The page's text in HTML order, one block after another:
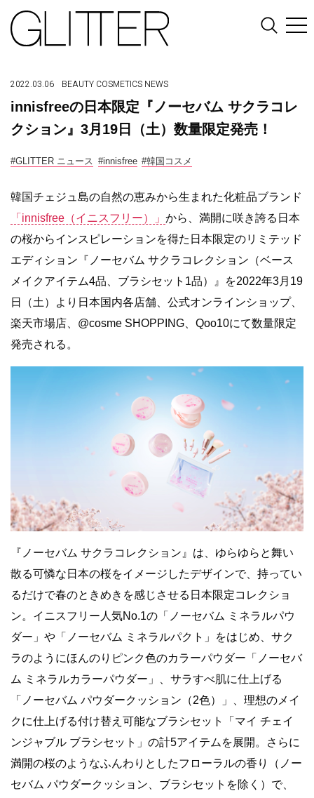
2022.03.06 BEAUTY COSMETICS NEWS
innisfreeの日本限定『ノーセバム サクラコレ
クション』3月19日（土）数量限定発売！
#GLITTER ニュース #innisfree #韓国コスメ
韓国チェジュ島の自然の恵みから生まれた化粧品ブランド
「innisfree（イニスフリー）」 から、満開に咲き誇る日本
の桜からインスピレーションを得た日本限定のリミテッド
エディション『ノーセバム サクラコレクション（ベース
メイクアイテム4品、ブラシセット1品）』を2022年3月19
日（土）より日本国内各店舗、公式オンラインショップ、
楽天市場店、@cosme SHOPPING、Qoo10にて数量限定
発売される。
『ノーセバム サクラコレクション』は、ゆらゆらと舞い
散る可憐な日本の桜をイメージしたデザインで、持ってい
るだけで春のときめきを感じさせる日本限定コレクショ
ン。イニスフリー人気No.1の「ノーセバム ミネラルパウ
ダー」や「ノーセバム ミネラルパクト」をはじめ、サク
ラのようにほんのりピンク色のカラーパウダー「ノーセバ
ム ミネラルカラーパウダー」、サラすべ肌に仕上げる
「ノーセバム パウダークッション（2色）」、理想のメイ
クに仕上げる付け替え可能なブラシセット「マイ チェイ
ンジャブル ブラシセット」の計5アイテムを展開。さらに
満開の桜のようなふんわりとしたフローラルの香り（ノー
セバム パウダークッション、ブラシセットを除く）で、